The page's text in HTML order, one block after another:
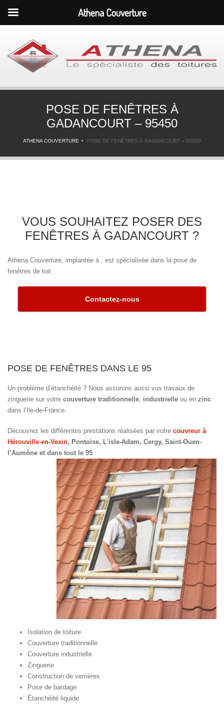
POSE DE FENÊTRES À
GADANCOURT – 95450
ATHENA COUVERTURE POSE DE FENÊTRES À GADANCOURT – 95450
VOUS SOUHAITEZ POSER DES
FENÊTRES À GADANCOURT ?
Athena Couverture, implantée à , est spécialisée dans la pose de
fenêtres de toit.
Contactez-nous
POSE DE FENÊTRES DANS LE 95
Un problème d’étanchéité ? Nous assurons aussi vos travaux de
zinguerie sur votre couverture traditionnelle industrielle ou en zinc
dans l’Ile-de-France.
Découvrez les différentes prestations réalisées par votre couvreur à
Hérouville-en-Vexin, Pontoise, L’isle-Adam, Cergy, Saint-Ouen-
l’Aumône et dans tout le 95 :
Isolation de toiture
Couverture traditionnelle
Couverture industrielle
Zinguerie
Construction de verrières
Pose de bardage
Étanchéité liquide
Athena Couverture